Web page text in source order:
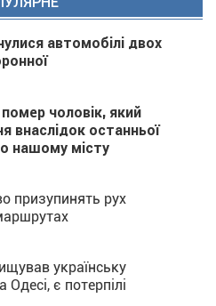
автомобілі двох
чоловік, який
внаслідок останньої
нашому місту
призупинять рух
українську
Одесі, є потерпілі